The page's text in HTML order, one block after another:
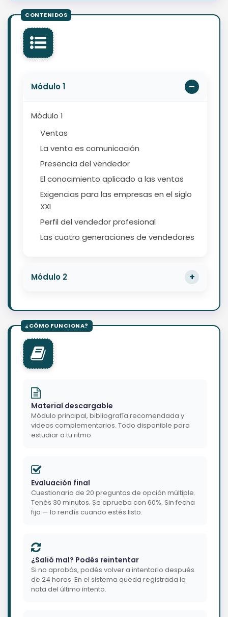
Módulo 1
Módulo 1
Ventas
La venta es comunicación
Presencia del vendedor
El conocimiento aplicado a las ventas
Exigencias para las empresas en el siglo
XXI
Perfil del vendedor profesional
Las cuatro generaciones de vendedores
Módulo 2
Material descargable
Módulo principal, bibliografía recomendada y
videos complementarios. Todo disponible para
estudiar a tu ritmo.
Evaluación final
Cuestionario de 20 preguntas de opción múltiple.
Tenés 30 minutos. Se aprueba con 60%. Sin fecha
fija — lo rendís cuando estés listo.
¿Salió mal? Podés reintentar
Si no aprobás, podés volver a intentarlo después
de 24 horas. En el sistema queda registrada la
nota del último intento.